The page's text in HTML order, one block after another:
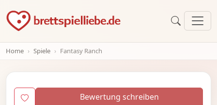
Home Spiele Fantasy Ranch
Bewertung schreiben